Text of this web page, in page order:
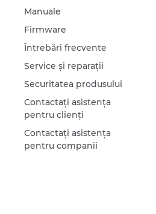
Manuale
Firmware
Întrebări frecvente
Service şi reparaţii
Securitatea produsului
Contactaţi asistenţa
pentru clienţi
Contactaţi asistenţa
pentru companii